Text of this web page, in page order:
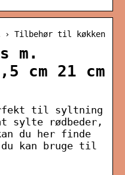
› Tilbehør til køkken
m.
cm 21 cm
til syltning
sylte rødbeder,
du her finde
kan bruge til